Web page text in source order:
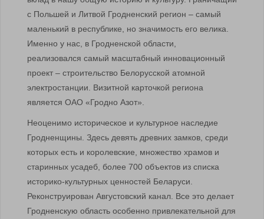
с Польшей и Литвой Гродненский регион – самый
маленький в республике, но значимость его велика.
Именно у нас, в Гродненской области,
реализовался самый масштабный инновационный
проект – строительство Белорусской атомной
электростанции. Визитной карточкой региона
является ОАО «Гродно Азот».
Неоценимо историческое и культурное наследие
Гродненщины. Здесь девять древних замков, среди
которых есть и королевские, множество храмов и
старинных усадеб, более 700 объектов из списка
историко-культурных ценностей Беларуси.
Реконструирован Августовский канал. Все это делает
Гродненскую область особенно привлекательной для